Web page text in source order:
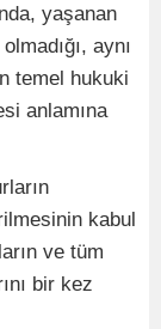
yaşanan
aynı
temel hukuki
anlamına
kabul
ve tüm
bir kez